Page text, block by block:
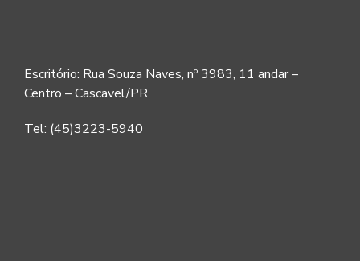
Escritório: Rua Souza Naves, nº 3983, 11 andar –
Centro – Cascavel/PR
Tel: (45)3223-5940